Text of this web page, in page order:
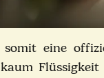
eine